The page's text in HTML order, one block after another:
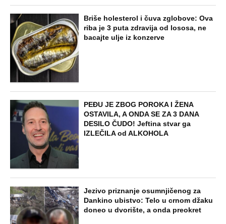
Briše holesterol i čuva zglobove: Ova
riba je 3 puta zdravija od lososa, ne
bacajte ulje iz konzerve
PEĐU JE ZBOG POROKA I ŽENA
OSTAVILA, A ONDA SE ZA 3 DANA
DESILO ČUDO! Jeftina stvar ga
IZLEČILA od ALKOHOLA
Jezivo priznanje osumnjičenog za
Dankino ubistvo: Telo u crnom džaku
doneo u dvorište, a onda preokret